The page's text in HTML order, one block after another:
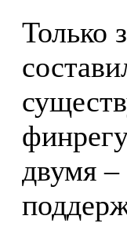
Только
двумя